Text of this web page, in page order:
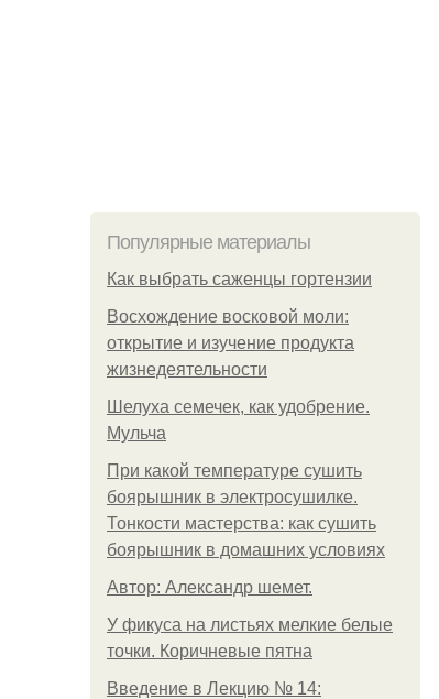
Популярные материалы
Как выбрать саженцы гортензии
Восхождение восковой моли:
открытие и изучение продукта
жизнедеятельности
Шелуха семечек, как удобрение.
Мульча
При какой температуре сушить
боярышник в электросушилке.
Тонкости мастерства: как сушить
боярышник в домашних условиях
Автор: Александр шемет.
У фикуса на листьях мелкие белые
точки. Коричневые пятна
Введение в Лекцию № 14: